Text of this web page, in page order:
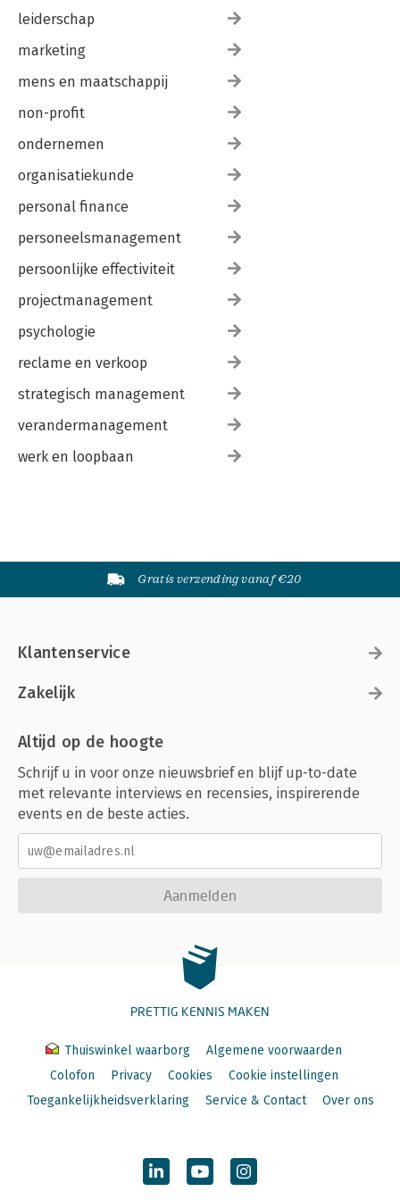
leiderschap
marketing
mens en maatschappij
non-profit
ondernemen
organisatiekunde
personal finance
personeelsmanagement
persoonlijke effectiviteit
projectmanagement
psychologie
reclame en verkoop
strategisch management
verandermanagement
werk en loopbaan
Gratis verzending vanaf €20
Klantenservice
Zakelijk
Altijd op de hoogte
Schrijf u in voor onze nieuwsbrief en blijf up-to-date
met relevante interviews en recensies, inspirerende
events en de beste acties.
Aanmelden
PRETTIG KENNIS MAKEN
Thuiswinkel waarborg
Algemene voorwaarden
Colofon
Privacy Cookies
Cookie instellingen
Toegankelijkheidsverklaring
Service & Contact Over ons